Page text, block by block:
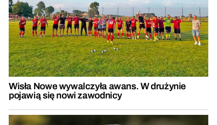
Wisła Nowe wywalczyła awans. W drużynie
pojawią się nowi zawodnicy